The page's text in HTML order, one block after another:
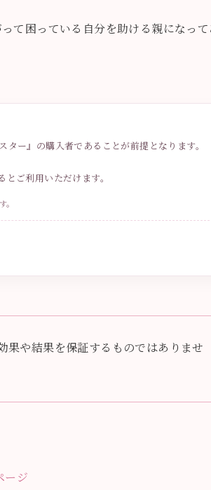
て困っている自分を助ける親になって
ー』の購入者であることが前提となります。
ご利用いただけます。
果や結果を保証するものではありませ
ージ